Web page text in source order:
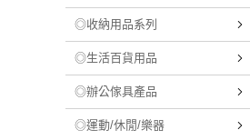
◎收納用品系列
◎生活百貨用品
◎辦公傢具產品
◎運動/休閒/樂器